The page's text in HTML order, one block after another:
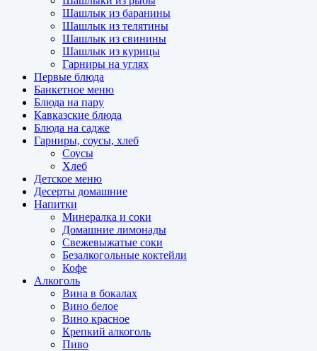
Шашлык из баранины
Шашлык из телятины
Шашлык из свинины
Шашлык из курицы
Гарниры на углях
Первые блюда
Банкетное меню
Блюда на пару
Кавказские блюда
Блюда на садже
Гарниры, соусы, хлеб
Соусы
Хлеб
Детское меню
Десерты домашние
Напитки
Минералка и соки
Домашние лимонады
Свежевыжатые соки
Безалкогольные коктейли
Кофе
Алкоголь
Вина в бокалах
Вино белое
Вино красное
Крепкий алкоголь
Пиво